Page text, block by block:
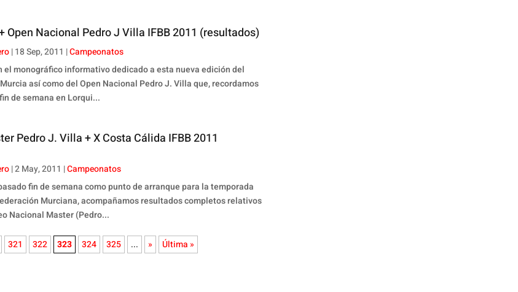
Open Nacional Pedro J Villa IFBB 2011 (resultados)
|18 Sep, 2011 |Campeonatos
el monográfico informativo dedicado a esta nueva edición del
así como del Open Nacional Pedro J. Villa que, recordamos
de semana en Lorqui...
Pedro J. Villa + X Costa Cálida IFBB 2011
|2 May, 2011 |Campeonatos
fin de semana como punto de arranque para la temporada
Murciana, acompañamos resultados completos relativos
Nacional Master (Pedro...
321 322 323 324 325 ... » Última »